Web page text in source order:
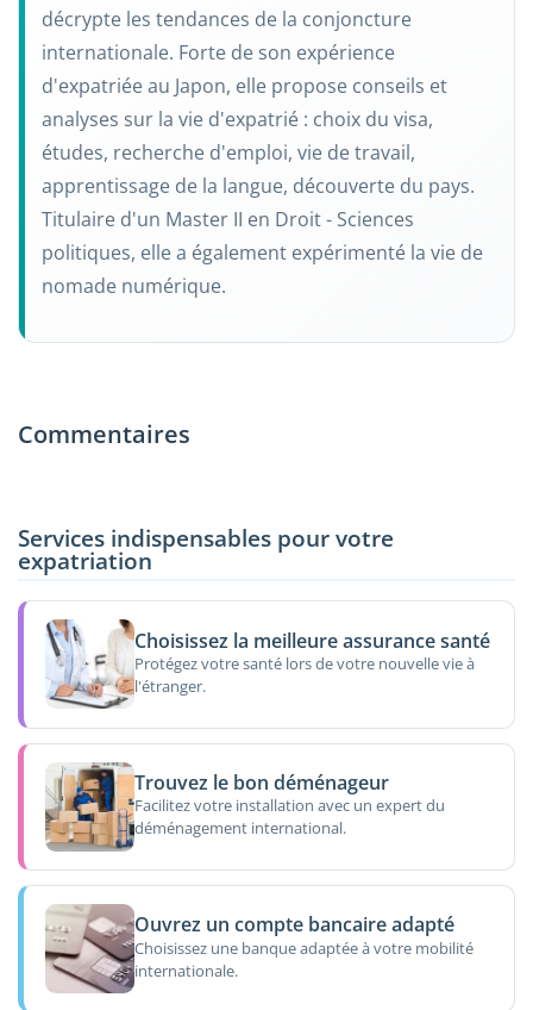
décrypte les tendances de la conjoncture
internationale. Forte de son expérience
d'expatriée au Japon, elle propose conseils et
analyses sur la vie d'expatrié : choix du visa,
études, recherche d'emploi, vie de travail,
apprentissage de la langue, découverte du pays.
Titulaire d'un Master II en Droit - Sciences
politiques, elle a également expérimenté la vie de
nomade numérique.
Commentaires
Services indispensables pour votre
expatriation
Choisissez la meilleure assurance santé
Protégez votre santé lors de votre nouvelle vie à
l'étranger.
Trouvez le bon déménageur
Facilitez votre installation avec un expert du
déménagement international.
Ouvrez un compte bancaire adapté
Choisissez une banque adaptée à votre mobilité
internationale.